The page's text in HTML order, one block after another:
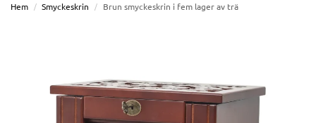
Hem / Smyckeskrin / Brun smyckeskrin i fem lager av trä